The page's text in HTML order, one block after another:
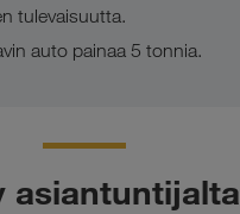
tulevaisuutta.
auto painaa 5 tonnia.
asiantuntijalta